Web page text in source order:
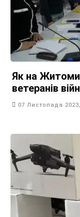
Як на
ветеранів
07 Листопада